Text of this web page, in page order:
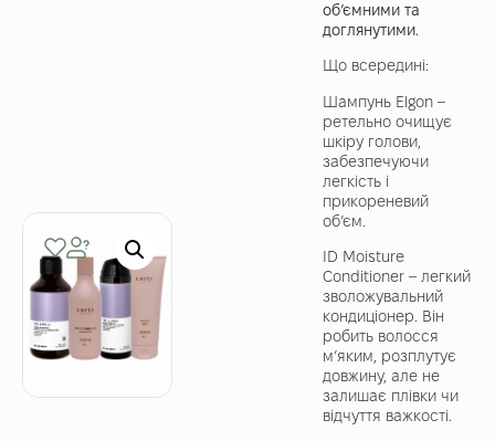
об’ємними та
доглянутими.
Що всередині:
Шампунь Elgon –
ретельно очищує
шкіру голови,
забезпечуючи
легкість і
прикореневий
об’єм.
ID Moisture
Conditioner – легкий
зволожувальний
кондиціонер. Він
робить волосся
м’яким, розплутує
довжину, але не
залишає плівки чи
відчуття важкості.